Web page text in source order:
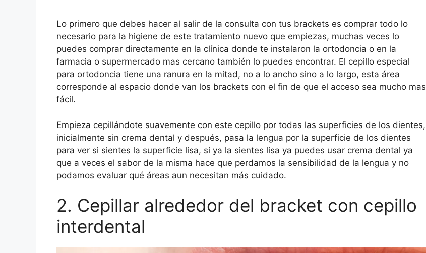
Lo primero que debes hacer al salir de la consulta con tus brackets es comprar todo lo
necesario para la higiene de este tratamiento nuevo que empiezas, muchas veces lo
puedes comprar directamente en la clínica donde te instalaron la ortodoncia o en la
farmacia o supermercado mas cercano también lo puedes encontrar. El cepillo especial
para ortodoncia tiene una ranura en la mitad, no a lo ancho sino a lo largo, esta área
corresponde al espacio donde van los brackets con el fin de que el acceso sea mucho mas
fácil.
Empieza cepillándote suavemente con este cepillo por todas las superficies de los dientes,
inicialmente sin crema dental y después, pasa la lengua por la superficie de los dientes
para ver si sientes la superficie lisa, si ya la sientes lisa ya puedes usar crema dental ya
que a veces el sabor de la misma hace que perdamos la sensibilidad de la lengua y no
podamos evaluar qué áreas aun necesitan más cuidado.
2. Cepillar alrededor del bracket con cepillo
interdental